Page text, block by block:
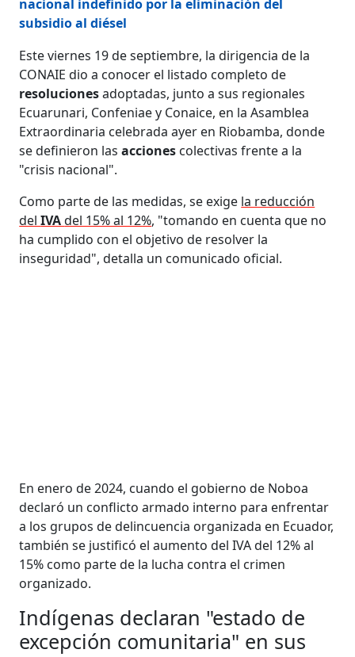
nacional indefinido por la eliminación del
subsidio al diésel
Este viernes 19 de septiembre, la dirigencia de la
CONAIE dio a conocer el listado completo de
resolucionesadoptadas, junto a sus regionales
Ecuarunari, Confeniae y Conaice, en la Asamblea
Extraordinaria celebrada ayer en Riobamba, donde
se definieron lasacciones colectivas frente a la
"crisis nacional".
Como parte de las medidas, se exige la reducción
delIVAdel 15% al 12%, "tomando en cuenta que no
ha cumplido con el objetivo de resolver la
inseguridad", detalla un comunicado oficial.
En enero de 2024, cuando el gobierno de Noboa
declaró un conflicto armado interno para enfrentar
a los grupos de delincuencia organizada en Ecuador,
también se justificó el aumento del IVA del 12% al
15% como parte de la lucha contra el crimen
organizado.
Indígenas declaran "estado de
excepción comunitaria" en sus